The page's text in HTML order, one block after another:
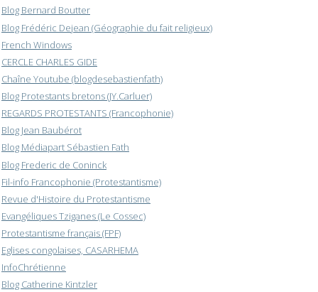
Blog Bernard Boutter
Blog Frédéric Dejean (Géographie du fait religieux)
French Windows
CERCLE CHARLES GIDE
Chaîne Youtube (blogdesebastienfath)
Blog Protestants bretons (JY.Carluer)
REGARDS PROTESTANTS (Francophonie)
Blog Jean Baubérot
Blog Médiapart Sébastien Fath
Blog Frederic de Coninck
Fil-info Francophonie (Protestantisme)
Revue d'Histoire du Protestantisme
Evangéliques Tziganes (Le Cossec)
Protestantisme français (FPF)
Eglises congolaises, CASARHEMA
InfoChrétienne
Blog Catherine Kintzler